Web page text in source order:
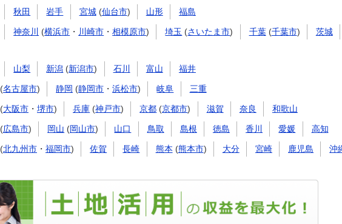
秋田 岩手 宮城(仙台市) 山形 福島
神奈川 (横浜市 ・ 川崎市 ・相模原市) 埼玉 (さいたま市) 千葉(千葉市)
茨城
山梨 新潟 (新潟市) 石川 富山 福井
(名古屋市) 静岡 (静岡市 ・浜松市) 岐阜 三重
(大阪市 ・ 堺市) 兵庫 (神戸市) 京都 (京都市) 滋賀 奈良 和歌山
(広島市) 岡山 (岡山市) 山口 鳥取 島根 徳島 香川 愛媛 高知
(北九州市 ・ 福岡市) 佐賀 長崎 熊本 (熊本市) 大分 宮崎 鹿児島 沖